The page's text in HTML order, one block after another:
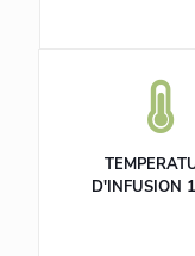
D'INFUSION